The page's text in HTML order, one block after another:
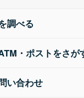
調べる
・ポストをさが
い合わせ